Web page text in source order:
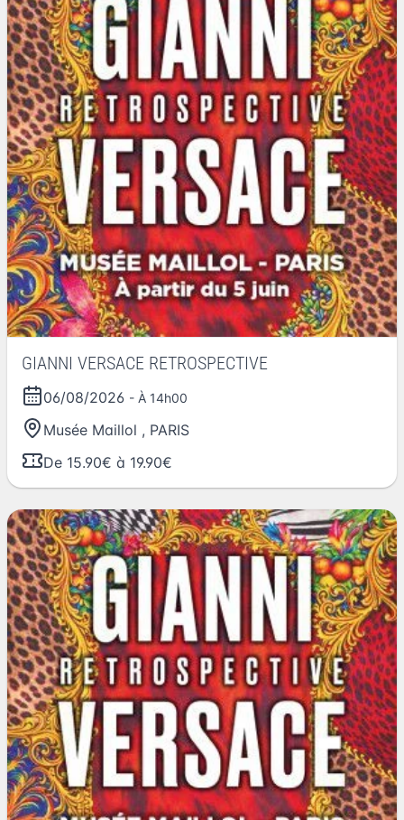
GIANNI VERSACE RETROSPECTIVE
06/08/2026 - À 14h00
Musée Maillol , PARIS
De 15.90€ à 19.90€